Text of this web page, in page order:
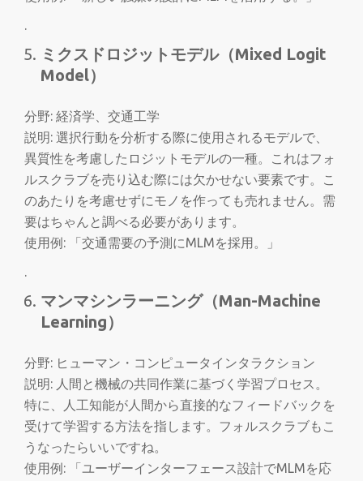
.
ミクスドロジットモデル（Mixed Logit
Model）
分野: 経済学、交通工学
説明: 選択行動を分析する際に使用されるモデルで、
異質性を考慮したロジットモデルの一種。これはフォ
ルスクラブを売り込む際には欠かせない要素です。こ
のあたりを考慮せずにモノを作っても売れません。需
要はちゃんと調べる必要があります。
使用例: 「交通需要の予測にMLMを採用。」
.
マンマシンラーニング（Man-Machine
Learning）
分野: ヒューマン・コンピュータインタラクション
説明: 人間と機械の共同作業に基づく学習プロセス。
特に、人工知能が人間から直接的なフィードバックを
受けて学習する方法を指します。フォルスクラブもこ
うなったらいいですね。
使用例: 「ユーザーインターフェース設計でMLMを応